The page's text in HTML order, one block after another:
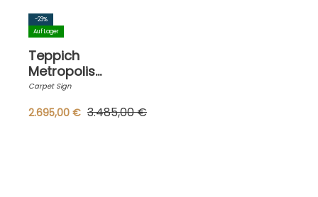
-23%
Auf Lager
Teppich
Metropolis
300x200 cm 80%
Wolle Streifen
Carpet Sign
2.695,00 € 3.485,00 €